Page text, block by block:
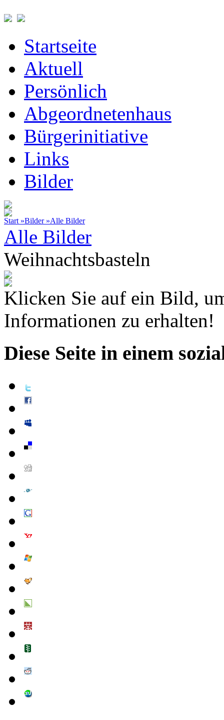
Startseite
Aktuell
Persönlich
Abgeordnetenhaus
Bürgerinitiative
Links
Bilder
Start »Bilder »Alle Bilder
Alle Bilder
Weihnachtsbasteln
Klicken Sie auf ein Bild,
Informationen zu erhalten!
Diese Seite in einem